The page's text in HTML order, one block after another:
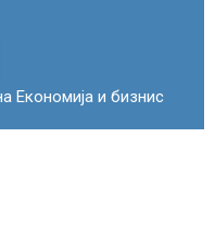
Економија и бизнис